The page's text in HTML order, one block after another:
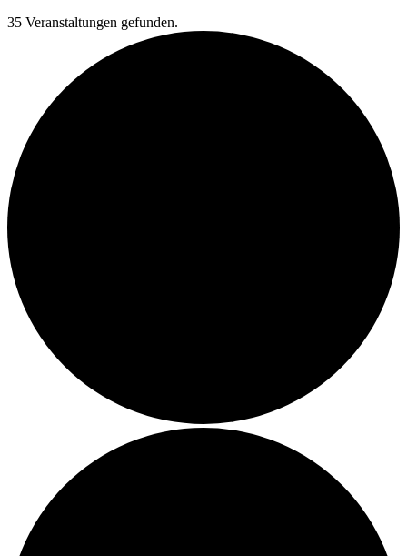
35 Veranstaltungen gefunden.